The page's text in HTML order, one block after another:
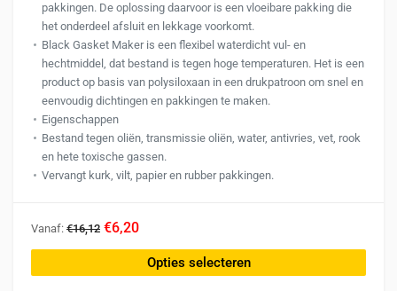
pakkingen. De oplossing daarvoor is een vloeibare pakking die
het onderdeel afsluit en lekkage voorkomt.
Black Gasket Maker is een flexibel waterdicht vul- en
hechtmiddel, dat bestand is tegen hoge temperaturen. Het is een
product op basis van polysiloxaan in een drukpatroon om snel en
eenvoudig dichtingen en pakkingen te maken.
Eigenschappen
Bestand tegen oliën, transmissie oliën, water, antivries, vet, rook
en hete toxische gassen.
Vervangt kurk, vilt, papier en rubber pakkingen.
Vanaf: €16,12 €6,20
Opties selecteren
product
heeft
meerdere